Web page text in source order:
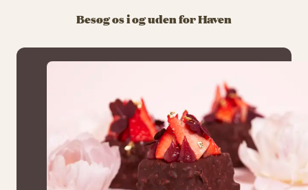
Besøg os i og uden for Haven